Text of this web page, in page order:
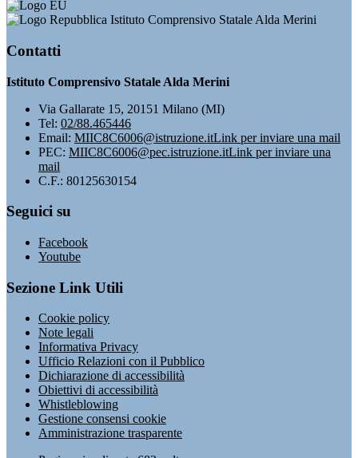
Istituto Comprensivo Statale Alda Merini
Contatti
Istituto Comprensivo Statale Alda Merini
Via Gallarate 15, 20151 Milano (MI)
Tel: 02/88.465446
Email: MIIC8C6006@istruzione.itLink per inviare una mail
PEC: MIIC8C6006@pec.istruzione.itLink per inviare una
mail
C.F.: 80125630154
Seguici su
Facebook
Youtube
Sezione Link Utili
Cookie policy
Note legali
Informativa Privacy
Ufficio Relazioni con il Pubblico
Dichiarazione di accessibilità
Obiettivi di accessibilità
Whistleblowing
Gestione consensi cookie
Amministrazione trasparente